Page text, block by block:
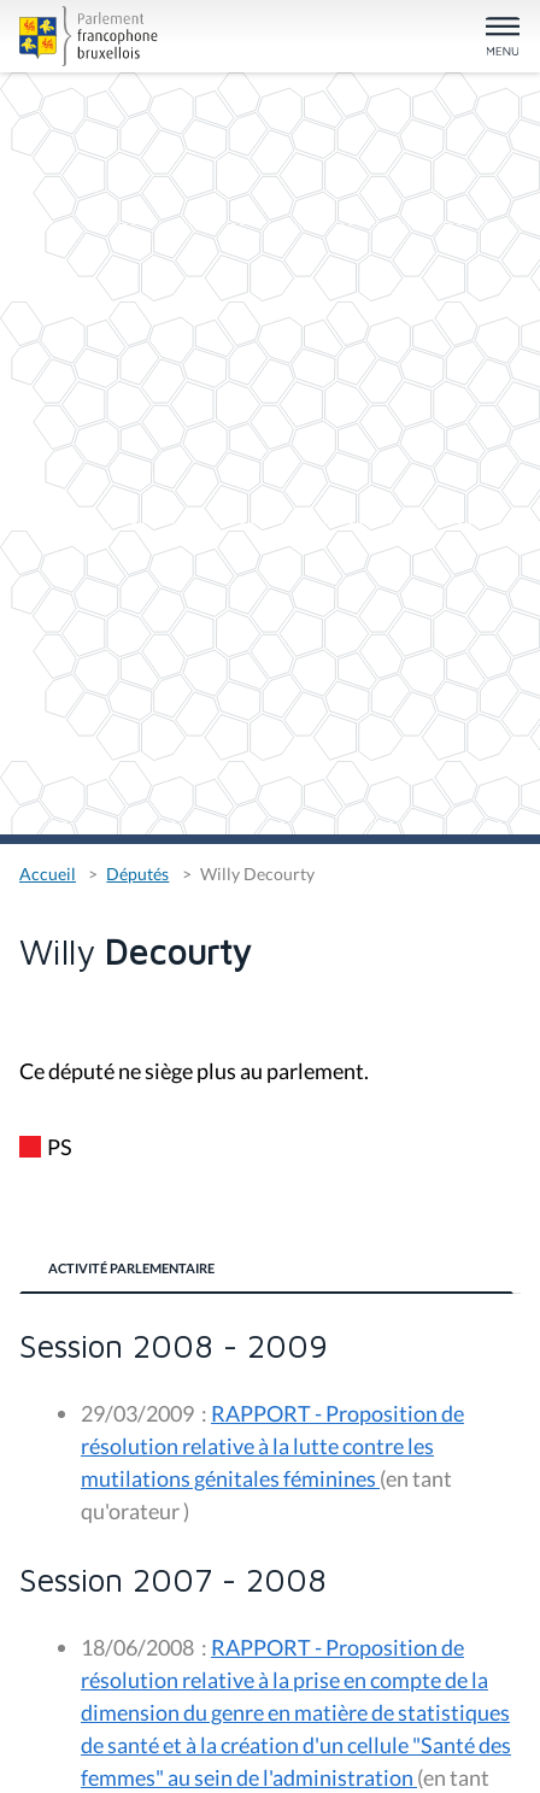
Accueil Députés Willy Decourty
Willy Decourty
Ce député ne siège plus au parlement.
PS
ACTIVITÉ PARLEMENTAIRE
Session 2008 - 2009
29/03/2009 : RAPPORT - Proposition de
résolution relative à la lutte contre les
mutilations génitales féminines (en tant
qu'orateur )
Session 2007 - 2008
18/06/2008 : RAPPORT - Proposition de
résolution relative à la prise en compte de la
dimension du genre en matière de statistiques
de santé et à la création d'un cellule "Santé des
femmes" au sein de l'administration (en tant